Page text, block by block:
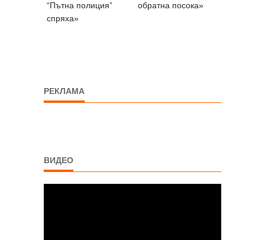
“Пътна полиция”
спряха»
обратна посока»
РЕКЛАМА
ВИДЕО